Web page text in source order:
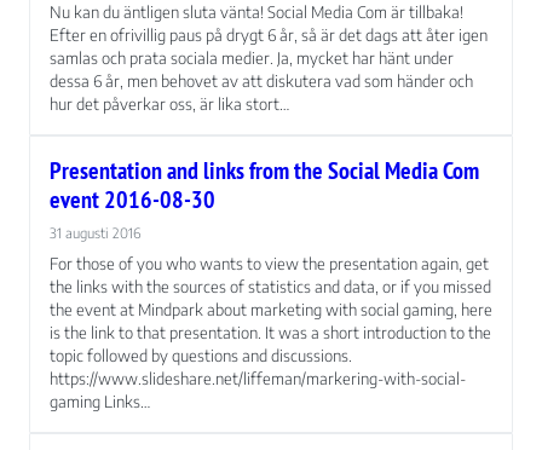
Nu kan du äntligen sluta vänta! Social Media Com är tillbaka!
Efter en ofrivillig paus på drygt 6 år, så är det dags att åter igen
samlas och prata sociala medier. Ja, mycket har hänt under
dessa 6 år, men behovet av att diskutera vad som händer och
hur det påverkar oss, är lika stort…
Presentation and links from the Social Media Com
event 2016-08-30
31 augusti 2016
For those of you who wants to view the presentation again, get
the links with the sources of statistics and data, or if you missed
the event at Mindpark about marketing with social gaming, here
is the link to that presentation. It was a short introduction to the
topic followed by questions and discussions.
https://www.slideshare.net/liffeman/markering-with-social-
gaming Links…